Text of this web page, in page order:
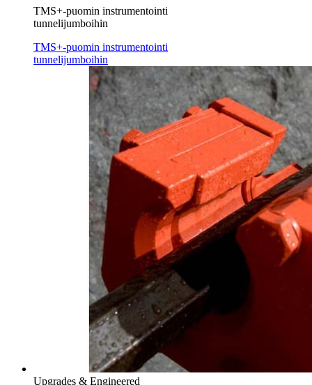
TMS+-puomin instrumentointi
tunnelijumboihin
TMS+-puomin instrumentointi
tunnelijumboihin
Upgrades & Engineered